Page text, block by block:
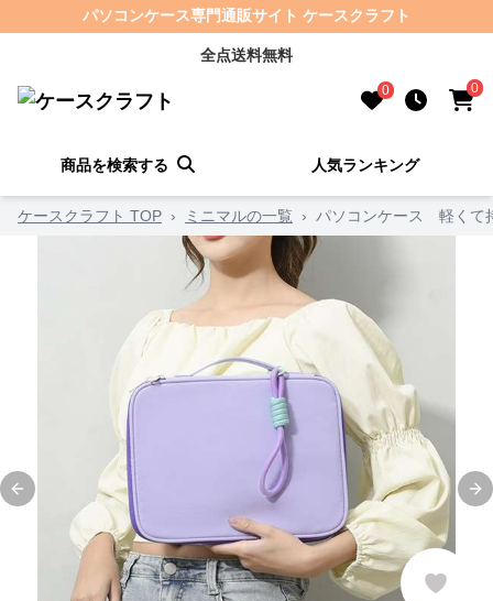
パソコンケース専門通販サイト ケースクラフト
全点送料無料
0 0
商品を検索する 人気ランキング
ケースクラフト TOP › ミニマルの一覧 › パソコンケース 軽くて
Previous slide